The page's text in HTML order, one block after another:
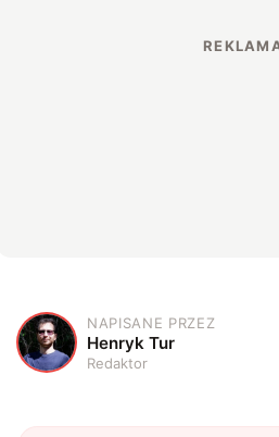
H
NAPISANE PRZEZ
Henryk Tur
Redaktor